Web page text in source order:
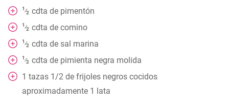
1⁄2 cdta de pimentón
1⁄2 cdta de comino
1⁄2 cdta de sal marina
1⁄2 cdta de pimienta negra molida
1 tazas 1/2 de frijoles negros cocidos
aproximadamente 1 lata